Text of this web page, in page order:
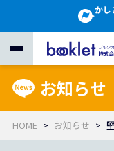
かし
お知らせ
HOME お知らせ